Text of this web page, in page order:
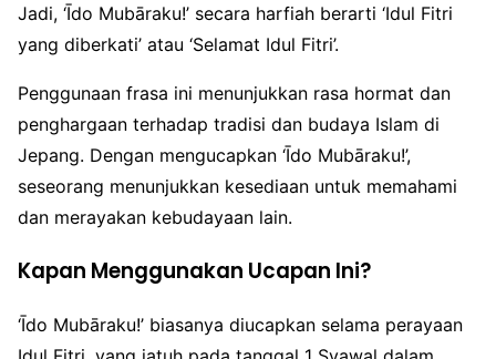
Jadi, ‘Īdo Mubāraku!’ secara harfiah berarti ‘Idul Fitri
yang diberkati’ atau ‘Selamat Idul Fitri’.
Penggunaan frasa ini menunjukkan rasa hormat dan
penghargaan terhadap tradisi dan budaya Islam di
Jepang. Dengan mengucapkan ‘Īdo Mubāraku!’,
seseorang menunjukkan kesediaan untuk memahami
dan merayakan kebudayaan lain.
Kapan Menggunakan Ucapan Ini?
‘Īdo Mubāraku!’ biasanya diucapkan selama perayaan